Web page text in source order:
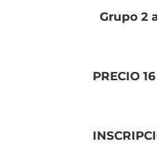
Grupo 2
PRECIO